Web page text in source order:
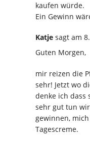
kaufen würde.
Ein Gewinn
Katje sagt am
Guten Morgen,
mir reizen die
sehr! Jetzt wo
denke ich dass
sehr gut tun
gewinnen,
Tagescreme.